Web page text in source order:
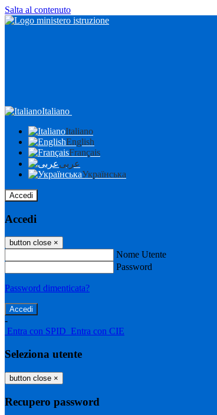
Salta al contenuto
Italiano
Italiano
English
Français
عربى
Українська
Accedi
Accedi
button close ×
Nome Utente
Password
Password dimenticata?
-
Entra con SPID Entra con CIE
Seleziona utente
button close ×
Recupero password